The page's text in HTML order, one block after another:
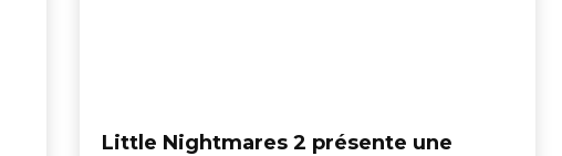
Little Nightmares 2 présente une